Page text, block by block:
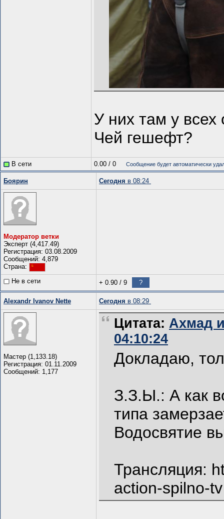
У них там у
Чей гешефт?
В сети 0.00 / 0 Сообщение будет автоматически
Боярин Сегодня в 08:24
Модератор ветки
Эксперт (4,417.49)
Регистрация: 03.08.2009
Сообщений: 4,879
Страна:
Не в сети
+ 0.90 / 9 ?
Alexandr Ivanov Nette Сегодня в 08:29
Мастер (1,133.18)
Регистрация: 01.11.2009
Сообщений: 1,177
Цитата: Ахмад
04:10:24
Докладаю,
З.З.Ы.: А как
типа
Водосвятие
Трансляция:
action-spilno-tv